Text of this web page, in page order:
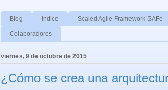
Blog Indice Scaled Agile Framework-SAFe
Colaboradores
viernes, 9 de octubre de 2015
¿Cómo se crea una